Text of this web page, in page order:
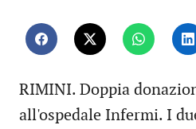
RIMINI. Doppia
all'ospedale Infermi. I